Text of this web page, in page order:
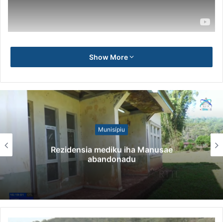
Show More
Munisípiu
Rezidensia mediku iha Manusae
abandonadu